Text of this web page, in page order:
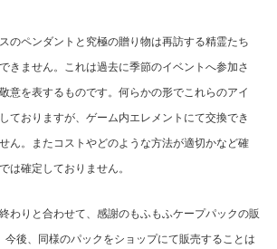
のペンダントと究極の贈り物は再訪する精霊たち
きません。これは過去に季節のイベントへ参加さ
意を表するものです。何らかの形でこれらのアイ
ておりますが、ゲーム内エレメントにて交換でき
ん。またコストやどのような方法が適切かなど確
は確定しておりません。
わりと合わせて、感謝のもふもふケープパックの販
今後、同様のパックをショップにて販売することは